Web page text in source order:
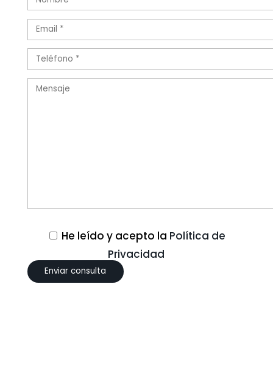
He leído y acepto la Política de
Privacidad